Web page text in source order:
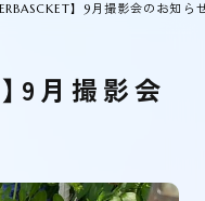
】9月撮影会のお知ら
9月撮影会